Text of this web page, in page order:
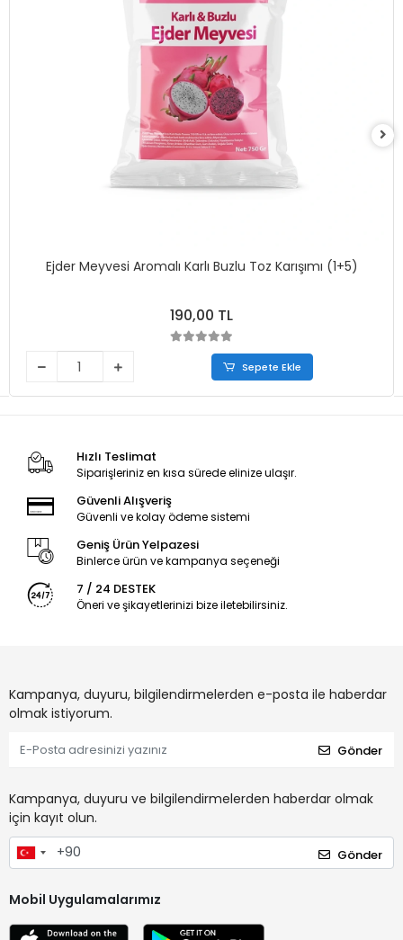
Ejder Meyvesi Aromalı Karlı Buzlu Toz Karışımı (1+5)
190,00 TL
Sepete Ekle
Hızlı Teslimat
Siparişleriniz en kısa sürede elinize ulaşır.
Güvenli Alışveriş
Güvenli ve kolay ödeme sistemi
Geniş Ürün Yelpazesi
Binlerce ürün ve kampanya seçeneği
7 / 24 DESTEK
Öneri ve şikayetlerinizi bize iletebilirsiniz.
Kampanya, duyuru, bilgilendirmelerden e-posta ile haberdar
olmak istiyorum.
Gönder
Kampanya, duyuru ve bilgilendirmelerden haberdar olmak
için kayıt olun.
Gönder
Mobil Uygulamalarımız